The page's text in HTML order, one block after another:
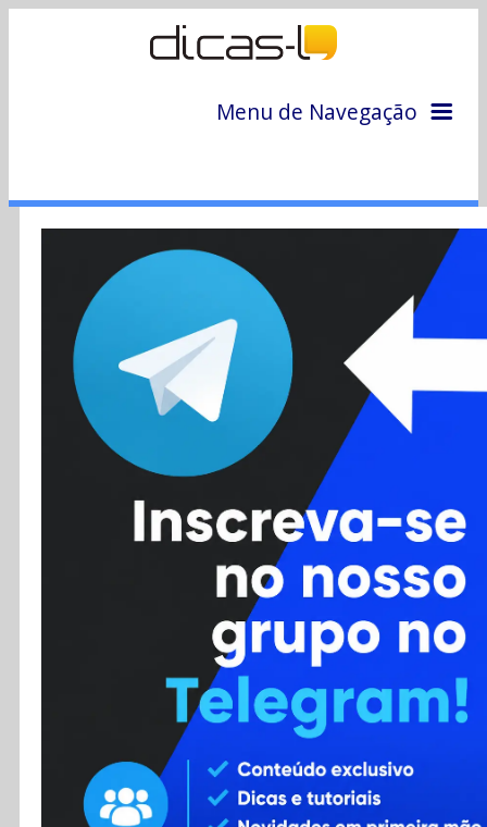
Menu de Navegação
Colunas
Colaboradores
Cursos
Enviar Dica
Contato